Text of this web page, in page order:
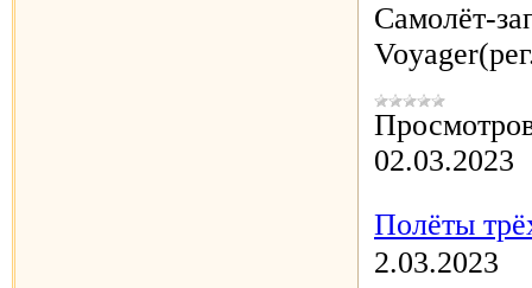
Самолёт-
02.03.2023
Полёты
2.03.2023